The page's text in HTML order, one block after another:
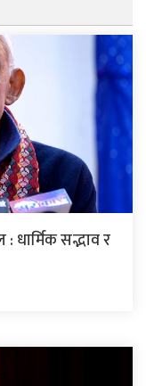
धार्मिक सद्भाव र